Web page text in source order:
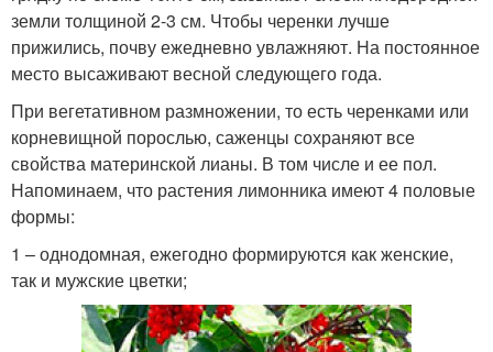
земли толщиной 2-3 см. Чтобы черенки лучше
прижились, почву ежедневно увлажняют. На постоянное
место высаживают весной следующего года.
При вегетативном размножении, то есть черенками или
корневищной порослью, саженцы сохраняют все
свойства материнской лианы. В том числе и ее пол.
Напоминаем, что растения лимонника имеют 4 половые
формы:
1 – однодомная, ежегодно формируются как женские,
так и мужские цветки;